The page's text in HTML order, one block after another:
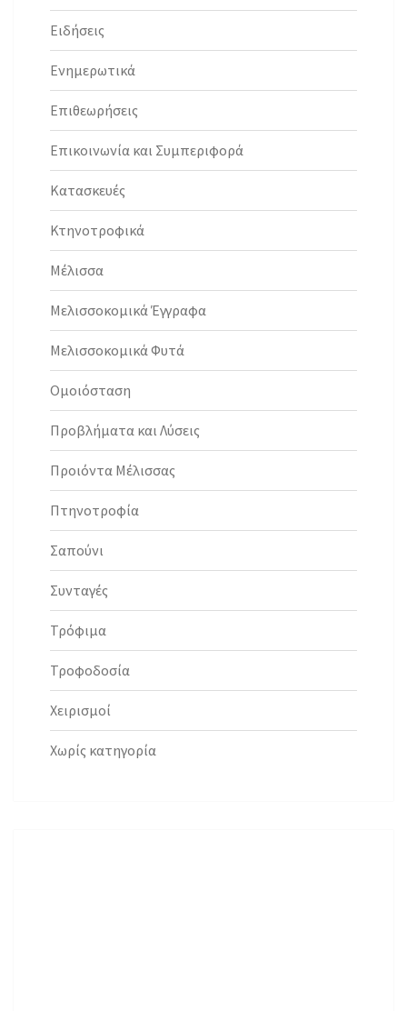
Ειδήσεις
Ενημερωτικά
Επιθεωρήσεις
Επικοινωνία και Συμπεριφορά
Κατασκευές
Κτηνοτροφικά
Μέλισσα
Μελισσοκομικά Έγγραφα
Μελισσοκομικά Φυτά
Ομοιόσταση
Προβλήματα και Λύσεις
Προιόντα Μέλισσας
Πτηνοτροφία
Σαπούνι
Συνταγές
Τρόφιμα
Τροφοδοσία
Χειρισμοί
Χωρίς κατηγορία